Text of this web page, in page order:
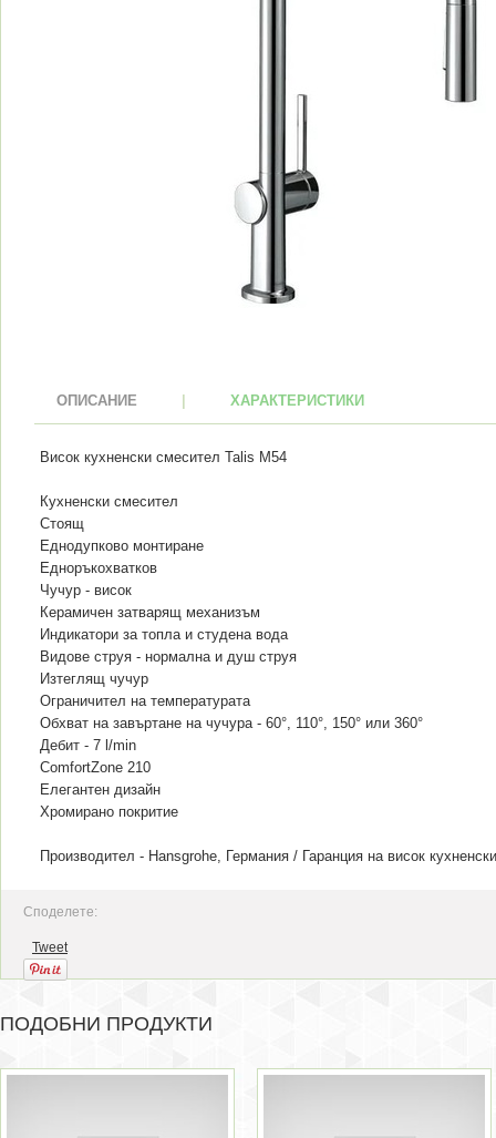
ОПИСАНИЕ ХАРАКТЕРИСТИКИ
Висок кухненски смесител Talis M54
Кухненски смесител
Стоящ
Еднодупково монтиране
Едноръкохватков
Чучур - висок
Керамичен затварящ механизъм
Индикатори за топла и студена вода
Видове струя - нормална и душ струя
Изтеглящ чучур
Ограничител на температурата
Обхват на завъртане на чучура - 60°, 110°, 150° или 360°
Дебит - 7 l/min
ComfortZone 210
Елегантен дизайн
Хромирано покритие
Производител - Hansgrohe, Германия / Гаранция на висок
Споделете:
Tweet
ПОДОБНИ ПРОДУКТИ